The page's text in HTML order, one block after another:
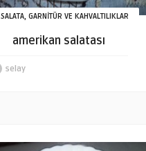
SALATA, GARNİTÜR VE KAHVALTILIKLAR
amerikan salatası
selay